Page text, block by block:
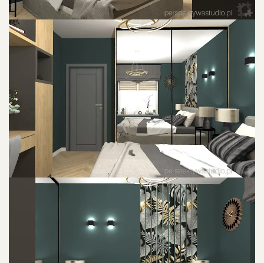
POWIU0119KSZ ZDJU0119CIE
POWIU0119KSZ ZDJU0119CIE